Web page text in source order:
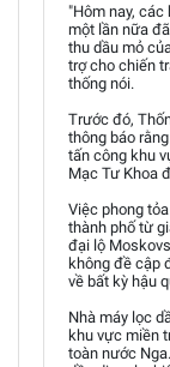
"Hôm nay, các
một lần nữa
thu dầu mỏ
trợ cho chiến
thống nói.
Trước đó,
thông báo
tấn công khu
Mạc Tư Khoa
Việc phong
thành phố từ
đại lộ
không đề cập
về bất kỳ hậu
Nhà máy lọc
khu vực miền
toàn nước